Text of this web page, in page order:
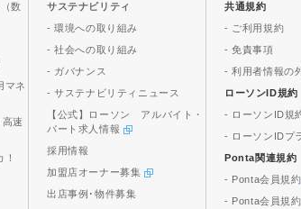
数
マネ
速
サステナビリティ
- 環境への取り組み
- 社会への取り組み
- ガバナンス
- サステナビリティニュース
【公式】ローソン アルバイト・
パート求人情報
採用情報
加盟店オーナー募集
出店事例･物件募集
共通規約
- ご利用規約
- 免責事項
- 利用者情報の
ローソンID規約
- ローソンID規
- ローソンIDプ
Ponta関連規約
- Ponta会員規
- Ponta会員規